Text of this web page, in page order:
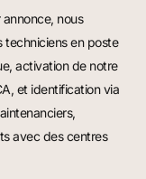
nous
techniciens en poste
activation de notre
et identification via
avec des centres